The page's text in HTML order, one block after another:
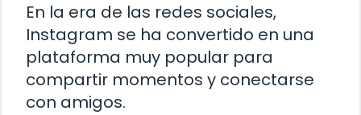
En la era de las redes sociales,
Instagram se ha convertido en una
plataforma muy popular para
compartir momentos y conectarse
con amigos.